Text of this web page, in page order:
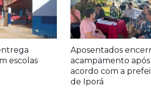
escolas
Aposentados
acampamento após
acordo com a
de Iporá